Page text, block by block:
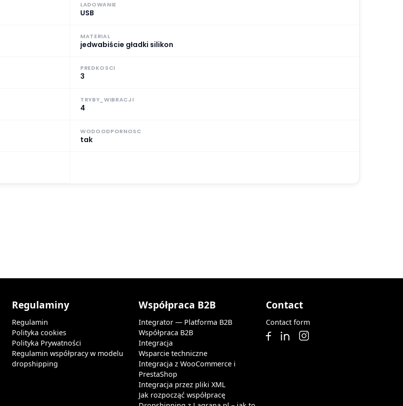
LADOWANIE
USB
MATERIAL
jedwabiście gładki silikon
PREDKOSCI
3
TRYBY_WIBRACJI
4
WODOODPORNOSC
tak
Regulaminy
Regulamin
Polityka cookies
Polityka Prywatności
Regulamin współpracy w modelu
dropshipping
Współpraca B2B
Integrator — Platforma B2B
Współpraca B2B
Integracja
Wsparcie techniczne
Integracja z WooCommerce i
PrestaShop
Integracja przez pliki XML
Jak rozpocząć współpracę
Contact
Contact form